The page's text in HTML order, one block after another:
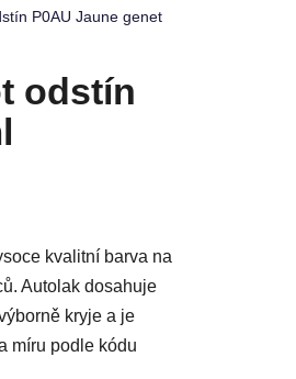
P0AU Jaune genet
odstín
kvalitní barva na
Autolak dosahuje
kryje a je
míru podle kódu